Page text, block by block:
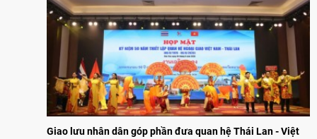
Giao lưu nhân dân góp phần đưa quan hệ Thái Lan - Việt